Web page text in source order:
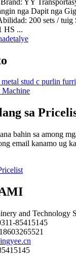
nga Dapit nga
200 sets /
HS ...
detalye
stud c purlin
Machine
sa
bahin sa among
email kanamo ug
and Technology
85415145